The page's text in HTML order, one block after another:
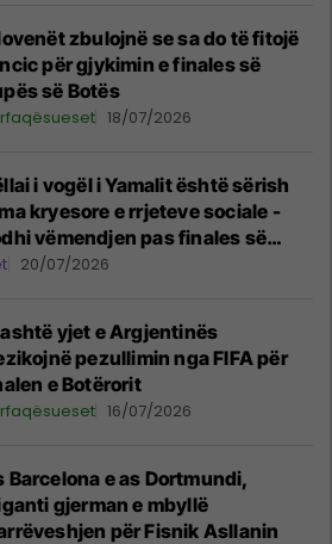
zbulojnë se sa do të fitojë
për gjykimin e finales së
së Botës
18/07/2026
i vogël i Yamalit është sërish
kryesore e rrjeteve sociale -
vëmendjen pas finales së
së Botës
20/07/2026
yjet e Argjentinës
pezullimin nga FIFA për
e Botërorit
16/07/2026
Barcelona e as Dortmundi,
gjerman e mbyllë
për Fisnik Asllanin